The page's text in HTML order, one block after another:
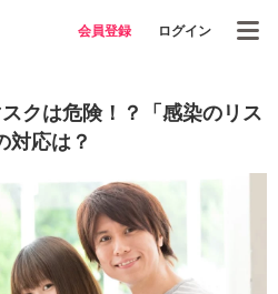
会員登録 ログイン
クは危険！？「感染のリス
対応は？